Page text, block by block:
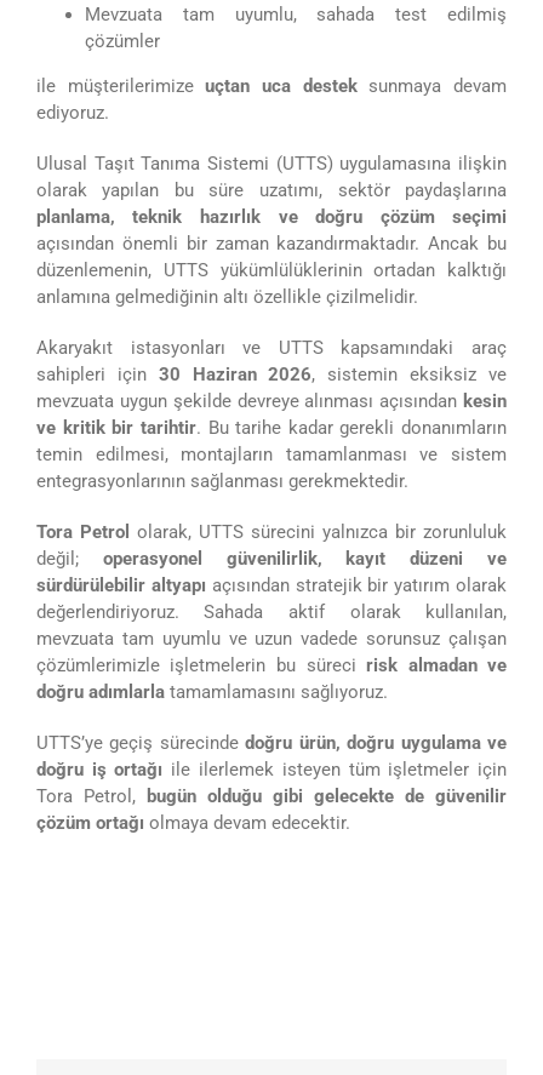
Mevzuata tam uyumlu, sahada test edilmiş
çözümler
ile müşterilerimizeuçtan uca desteksunmaya devam
ediyoruz.
Ulusal Taşıt Tanıma Sistemi (UTTS) uygulamasına ilişkin
olarak yapılan bu süre uzatımı, sektör paydaşlarına
planlama, teknik hazırlık ve doğru çözüm seçimi
açısından önemli bir zaman kazandırmaktadır. Ancak bu
düzenlemenin, UTTS yükümlülüklerinin ortadan kalktığı
anlamına gelmediğinin altı özellikle çizilmelidir.
Akaryakıt istasyonları ve UTTS kapsamındaki araç
sahipleri için 30 Haziran 2026, sistemin eksiksiz ve
mevzuata uygun şekilde devreye alınması açısından kesin
ve kritik bir tarihtir. Bu tarihe kadar gerekli donanımların
temin edilmesi, montajların tamamlanması ve sistem
entegrasyonlarının sağlanması gerekmektedir.
Tora Petrol olarak, UTTS sürecini yalnızca bir zorunluluk
değil; operasyonel güvenilirlik, kayıt düzeni ve
sürdürülebilir altyapı açısından stratejik bir yatırım olarak
değerlendiriyoruz. Sahada aktif olarak kullanılan,
mevzuata tam uyumlu ve uzun vadede sorunsuz çalışan
çözümlerimizle işletmelerin bu sürecirisk almadan ve
doğru adımlarlatamamlamasını sağlıyoruz.
UTTS’ye geçiş sürecindedoğru ürün, doğru uygulama ve
doğru iş ortağı ile ilerlemek isteyen tüm işletmeler için
Tora Petrol,
bugün olduğu gibi gelecekte de güvenilir
çözüm ortağı olmaya devam edecektir.